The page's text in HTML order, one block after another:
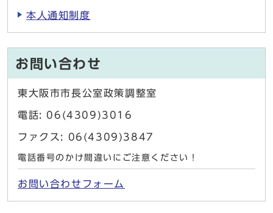
本人通知制度
お問い合わせ
東大阪市市長公室政策調整室
電話: 06(4309)3016
ファクス: 06(4309)3847
電話番号のかけ間違いにご注意ください！
お問い合わせフォーム